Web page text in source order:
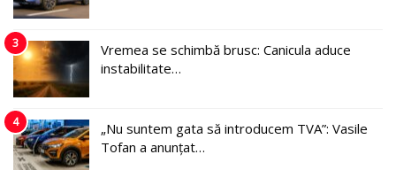
3
Vremea se schimbă brusc: Canicula aduce
instabilitate…
4
„Nu suntem gata să introducem TVA”: Vasile
Tofan a anunțat…